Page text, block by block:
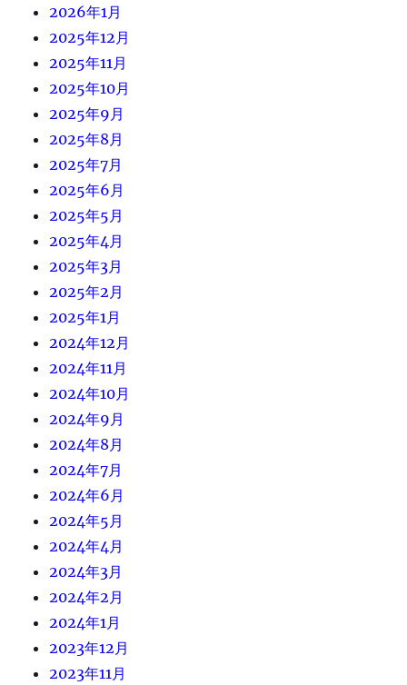
2026年1月
2025年12月
2025年11月
2025年10月
2025年9月
2025年8月
2025年7月
2025年6月
2025年5月
2025年4月
2025年3月
2025年2月
2025年1月
2024年12月
2024年11月
2024年10月
2024年9月
2024年8月
2024年7月
2024年6月
2024年5月
2024年4月
2024年3月
2024年2月
2024年1月
2023年12月
2023年11月